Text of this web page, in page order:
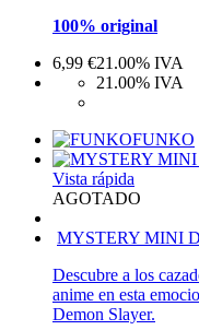
100% original
6,99 €21.00% IVA
21.00% IVA
FUNKO
Vista rápida
AGOTADO
MYSTERY MINI
Descubre a los
anime en esta
Demon Slayer.